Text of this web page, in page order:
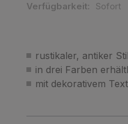
rustikaler, antiker Stil
in drei Farben
mit dekorativem
Verfügbarkeit:
Sofort